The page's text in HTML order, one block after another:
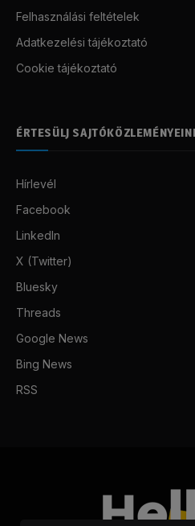
Felhasználási feltételek
Adatkezelési tájékoztató
Cookie tájékoztató
ÉRTESÜLJ
Hírlevél
Facebook
LinkedIn
X (Twitter)
Bluesky
Threads
Google News
Bing News
RSS